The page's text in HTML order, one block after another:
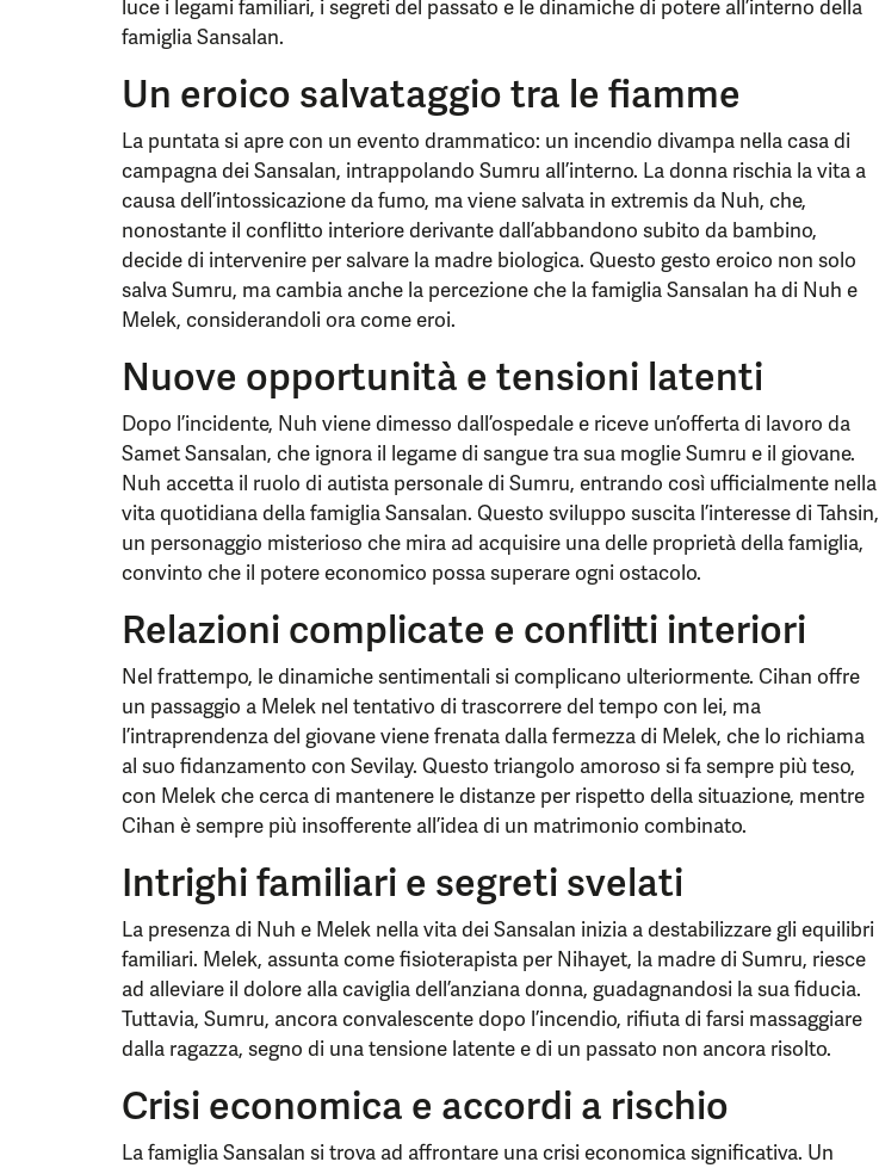
luce i legami familiari, i segreti del passato e le dinamiche di potere all’interno della
famiglia Sansalan.
Un eroico salvataggio tra le fiamme
La puntata si apre con un evento drammatico: un incendio divampa nella casa di
campagna dei Sansalan, intrappolando Sumru all’interno. La donna rischia la vita a
causa dell’intossicazione da fumo, ma viene salvata in extremis da Nuh, che,
nonostante il conflitto interiore derivante dall’abbandono subito da bambino,
decide di intervenire per salvare la madre biologica. Questo gesto eroico non solo
salva Sumru, ma cambia anche la percezione che la famiglia Sansalan ha di Nuh e
Melek, considerandoli ora come eroi.
Nuove opportunità e tensioni latenti
Dopo l’incidente, Nuh viene dimesso dall’ospedale e riceve un’offerta di lavoro da
Samet Sansalan, che ignora il legame di sangue tra sua moglie Sumru e il giovane.
Nuh accetta il ruolo di autista personale di Sumru, entrando così ufficialmente nella
vita quotidiana della famiglia Sansalan. Questo sviluppo suscita l’interesse di Tahsin,
un personaggio misterioso che mira ad acquisire una delle proprietà della famiglia,
convinto che il potere economico possa superare ogni ostacolo.
Relazioni complicate e conflitti interiori
Nel frattempo, le dinamiche sentimentali si complicano ulteriormente. Cihan offre
un passaggio a Melek nel tentativo di trascorrere del tempo con lei, ma
l’intraprendenza del giovane viene frenata dalla fermezza di Melek, che lo richiama
al suo fidanzamento con Sevilay. Questo triangolo amoroso si fa sempre più teso,
con Melek che cerca di mantenere le distanze per rispetto della situazione, mentre
Cihan è sempre più insofferente all’idea di un matrimonio combinato.
Intrighi familiari e segreti svelati
La presenza di Nuh e Melek nella vita dei Sansalan inizia a destabilizzare gli equilibri
familiari. Melek, assunta come fisioterapista per Nihayet, la madre di Sumru, riesce
ad alleviare il dolore alla caviglia dell’anziana donna, guadagnandosi la sua fiducia.
Tuttavia, Sumru, ancora convalescente dopo l’incendio, rifiuta di farsi massaggiare
dalla ragazza, segno di una tensione latente e di un passato non ancora risolto.
Crisi economica e accordi a rischio
La famiglia Sansalan si trova ad affrontare una crisi economica significativa. Un